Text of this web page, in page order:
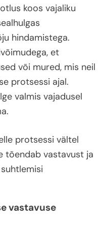
koos vajaliku
hindamistega.
et
või mured, mis neil
protsessi ajal.
valmis vajadusel
protsessi vältel
tõendab vastavust ja
vastavuse